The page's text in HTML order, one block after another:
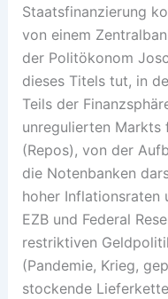
Staatsfinanzierung
von einem
der Politökonom
dieses Titels tut, in
Teils der
unregulierten Markts
(Repos), von der
die Notenbanken
hoher Inflationsraten
EZB und Federal
restriktiven
(Pandemie, Krieg,
stockende